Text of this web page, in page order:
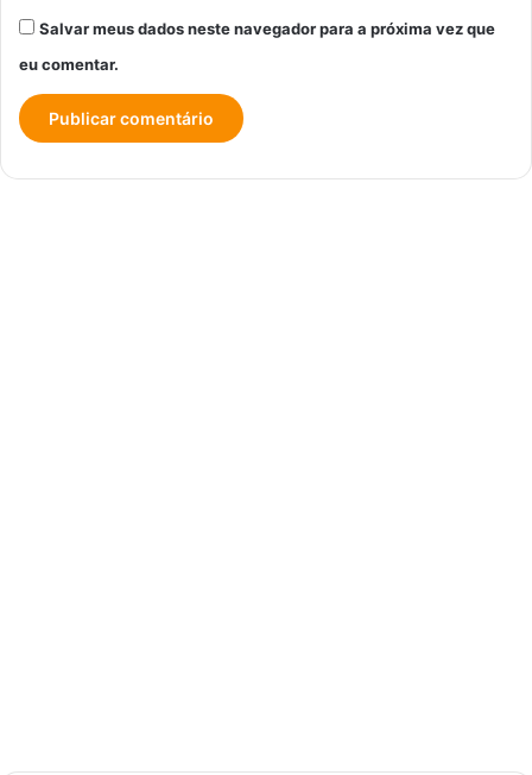
Salvar meus dados neste navegador para a próxima vez que
eu comentar.